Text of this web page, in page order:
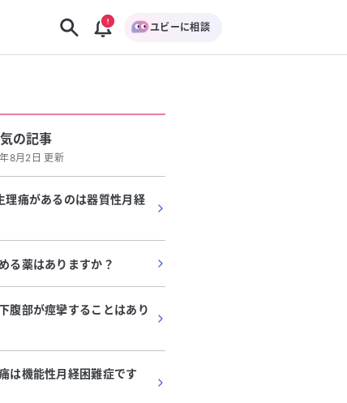
ユビーに相談
の記事
8月2日 更新
理痛があるのは器質性月経
る薬はありますか？
腹部が痙攣することはあり
は機能性月経困難症です